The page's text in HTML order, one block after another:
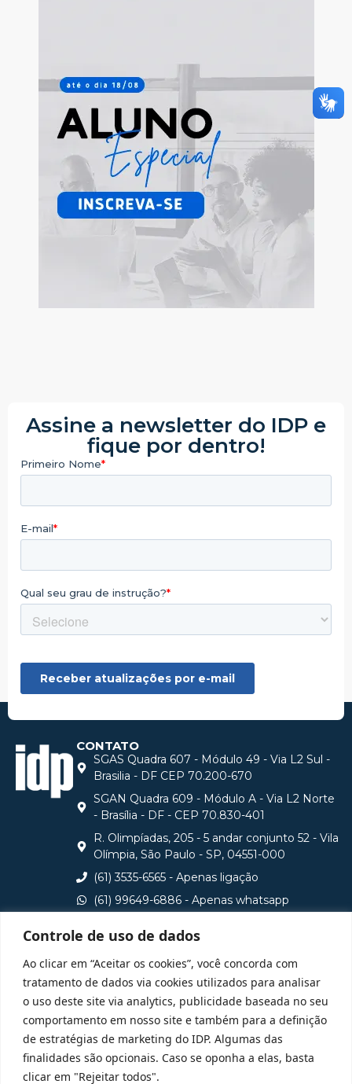
Controle de uso de dados
Ao clicar em “Aceitar os cookies”, você concorda com
tratamento de dados via cookies utilizados para analisar
o uso deste site via analytics, publicidade baseada no seu
comportamento em nosso site e também para a definição
de estratégias de marketing do IDP. Algumas das
finalidades são opcionais. Caso se oponha a elas, basta
clicar em "Rejeitar todos".
Assine a newsletter do IDP e
fique por dentro!
CONTATO
SGAS Quadra 607 - Módulo 49 - Via L2 Sul -
Brasilia - DF CEP 70.200-670
SGAN Quadra 609 - Módulo A - Via L2 Norte
- Brasília - DF - CEP 70.830-401
R. Olimpíadas, 205 - 5 andar conjunto 52 - Vila
Olímpia, São Paulo - SP, 04551-000
(61) 3535-6565 - Apenas ligação
(61) 99649-6886 - Apenas whatsapp
Consulte aqui o cadastro da Instituição no Sistema e-
MEC